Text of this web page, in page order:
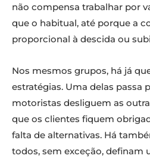
não compensa trabalhar por
que o habitual, até porque a
proporcional à descida ou
Nos mesmos grupos, há já
estratégias. Uma delas passa
motoristas desliguem as
que os clientes fiquem
falta de alternativas. Há
todos, sem exceção, definam